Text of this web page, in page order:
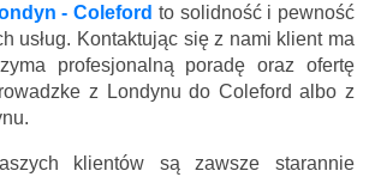
- Coleford to solidność i pewność
usług. Kontaktując się z nami klient ma
profesjonalną poradę oraz ofertę
z Londynu do Coleford albo z
klientów są zawsze starannie